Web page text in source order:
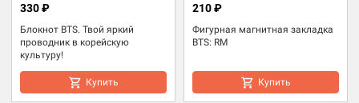
Блокнот BTS. Твой яркий
проводник в корейскую
культуру!
330 ₽
Купить
Фигурная магнитная закладка
BTS: RM
210 ₽
Купить